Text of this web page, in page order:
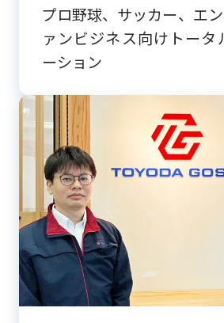
プロ野球、サッカー、エ
ァンビジネス向けトータ
ーション